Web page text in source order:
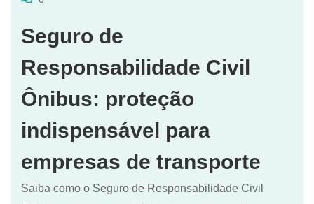
Seguro de
Responsabilidade Civil
Ônibus: proteção
indispensável para
empresas de transporte
Saiba como o Seguro de Responsabilidade Civil